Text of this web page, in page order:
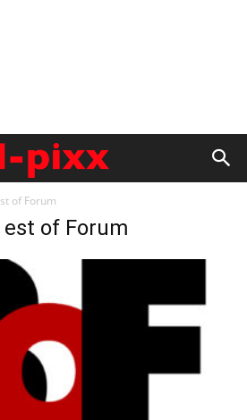
of Forum
of Forum